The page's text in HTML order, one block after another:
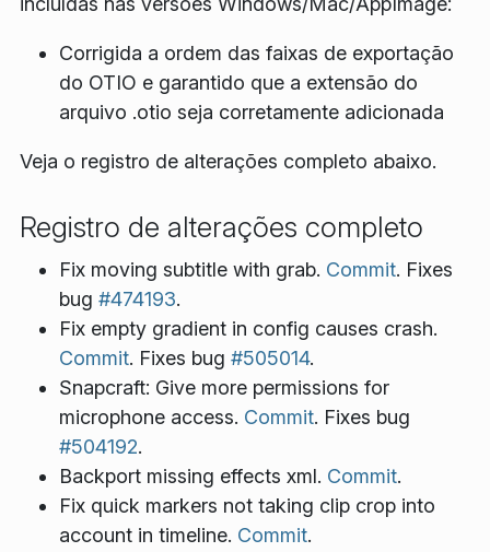
Corrigida a ordem das faixas de exportação
do OTIO e garantido que a extensão do
arquivo .otio seja corretamente adicionada
Veja o registro de alterações completo abaixo.
Registro de alterações completo
Fix moving subtitle with grab. Commit. Fixes
bug #474193.
Fix empty gradient in config causes crash.
Commit. Fixes bug #505014.
Snapcraft: Give more permissions for
microphone access. Commit. Fixes bug
#504192.
Backport missing effects xml. Commit.
Fix quick markers not taking clip crop into
account in timeline. Commit.